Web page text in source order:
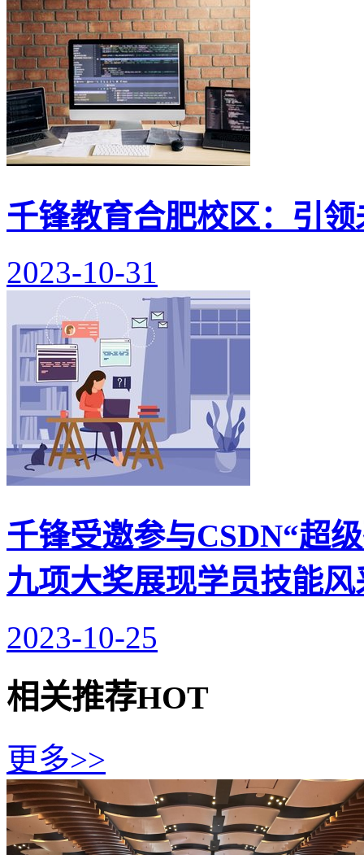
千锋教育合肥校区：引
2023-10-31
千锋受邀参与CSDN“超
九项大奖展现学员技能风
2023-10-25
相关推荐HOT
更多>>